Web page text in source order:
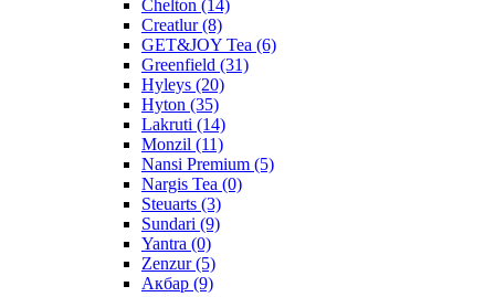
Chelton (14)
Creatlur(8)
GET&JOY Tea (6)
Greenfield (31)
Hyleys (20)
Hyton (35)
Lakruti (14)
Monzil (11)
Nansi Premium (5)
Nargis Tea (0)
Steuarts (3)
Sundari (9)
Yantra (0)
Zenzur(5)
Акбар (9)